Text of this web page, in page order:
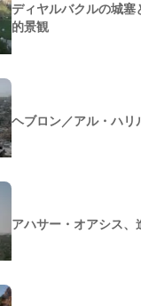
ディヤルバクルの城塞
的景観
ヘブロン／アル・ハリ
アハサー・オアシス、